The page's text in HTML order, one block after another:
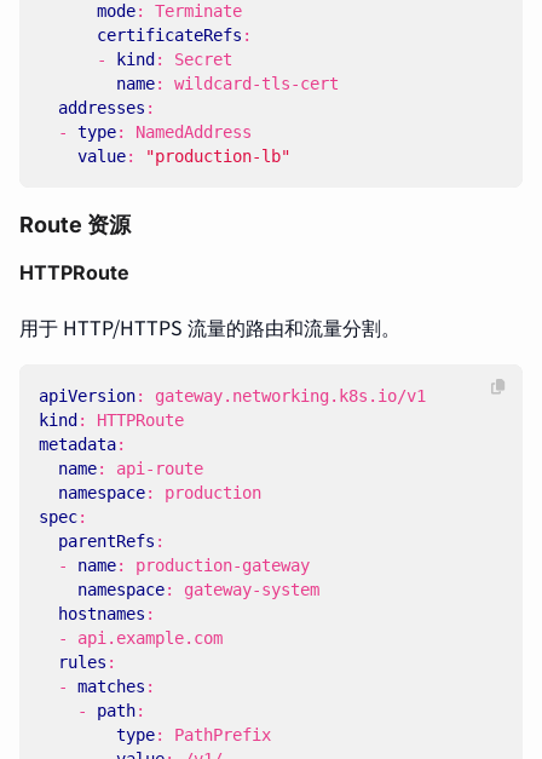
mode:
Terminate
certificateRefs :
-
kind :
Secret
name:
wildcard-tls-cert
addresses :
- type:
NamedAddress
value: "production-lb"
Route 资源
HTTPRoute
用于 HTTP/HTTPS 流量的路由和流量分割。
apiVersion:
gateway.networking.k8s.io/v1
kind :
HTTPRoute
metadata:
name:
api-route
namespace:
production
spec:
parentRefs :
- name:
production-gateway
namespace:
gateway-system
hostnames :
- api.example.com
rules :
- matches :
- path:
type:
PathPrefix